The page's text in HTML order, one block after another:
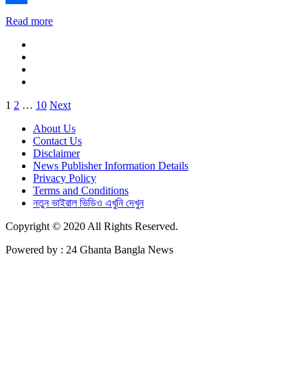
Share
Read more
Posts
pagination
1 2 … 10 Next
About Us
Contact Us
Disclaimer
News Publisher Information Details
Privacy Policy
Terms and Conditions
নতুন ভাইরাল ভিডিও এখুনি দেখুন
Copyright © 2020 All Rights Reserved.
Powered by : 24 Ghanta Bangla News